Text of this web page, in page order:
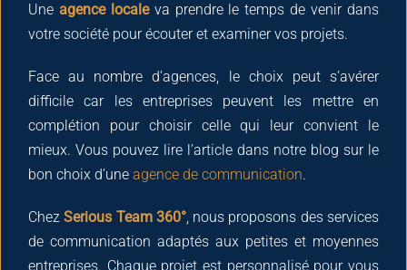
Une agence localeva prendre le temps de venir dans
votre société pour écouter et examiner vos projets.
Face au nombre d’agences, le choix peut s’avérer
difficile car les entreprises peuvent les mettre en
complétion pour choisir celle qui leur convient le
mieux. Vous pouvez lire l’article dans notre blog sur le
bon choix d’une agence de communication.
ChezSerious Team 360°, nous proposons des services
de communication adaptés aux petites et moyennes
entreprises. Chaque projet est personnalisé pour vous